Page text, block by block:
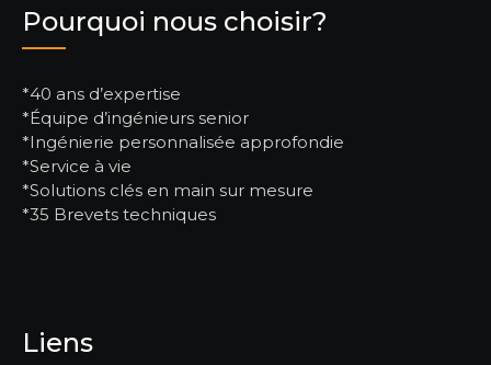
Pourquoi nous choisir?
*40 ans d’expertise
*Équipe d’ingénieurs senior
*Ingénierie personnalisée approfondie
*Service à vie
*Solutions clés en main sur mesure
*35 Brevets techniques
Liens